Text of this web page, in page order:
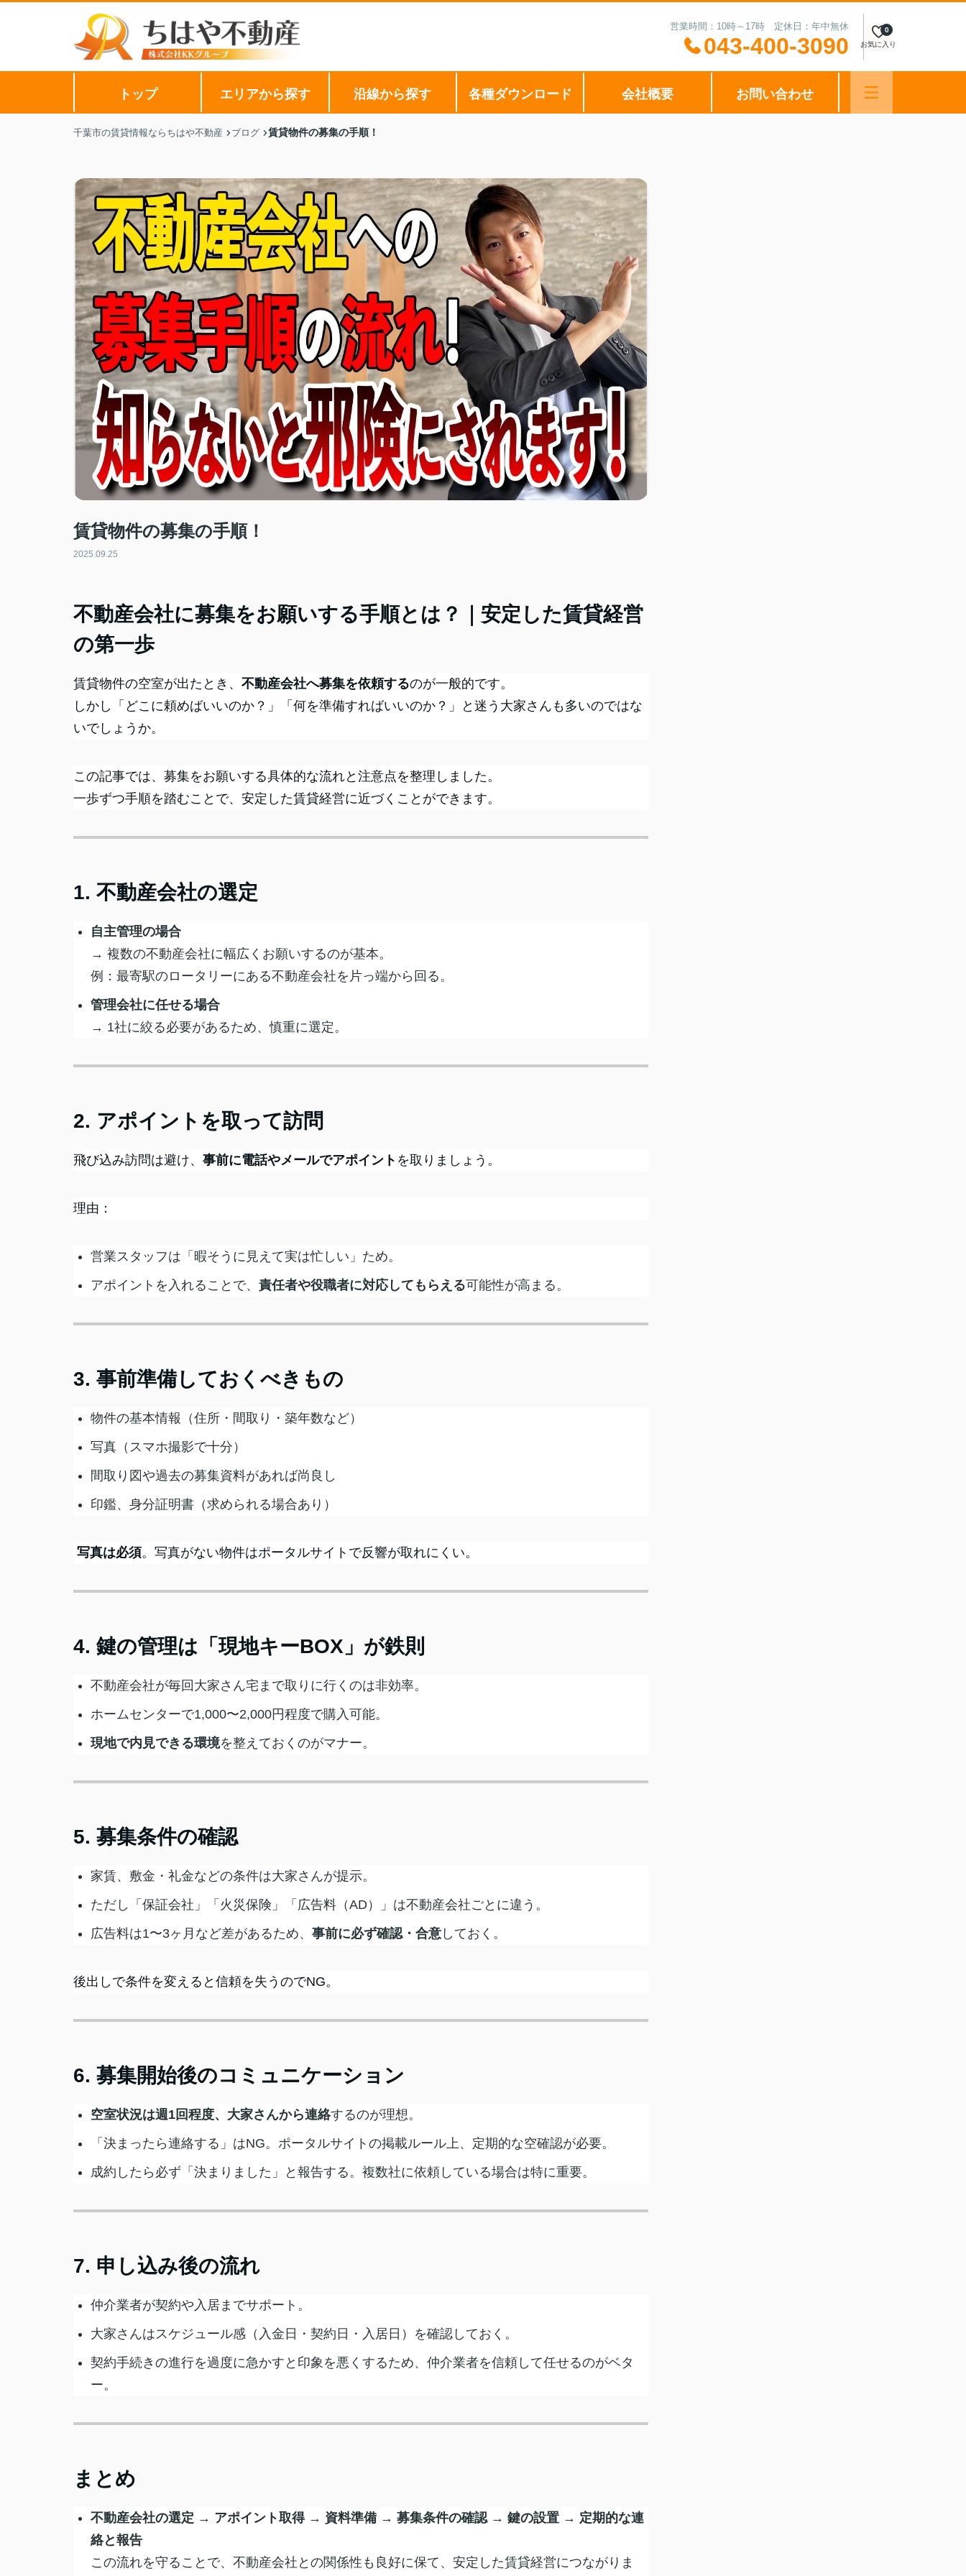
営業時間：10時～17時 定休日：年中無休
043-400-3090 お気に入り
0
トップ エリアから探す 沿線から探す 各種ダウンロード 会社概要 お問い合わせ
千葉市の賃貸情報ならちはや不動産 ブログ 賃貸物件の募集の手順！
賃貸物件の募集の手順！
2025.09.25
不動産会社に募集をお願いする手順とは？｜安定した賃貸経営
の第一歩
賃貸物件の空室が出たとき、 不動産会社へ募集を依頼するのが一般的です。
しかし「どこに頼めばいいのか？」「何を準備すればいいのか？」と迷う大家さんも多いのではな
いでしょうか。
この記事では、募集をお願いする具体的な流れと注意点を整理しました。
一歩ずつ手順を踏むことで、安定した賃貸経営に近づくことができます。
1. 不動産会社の選定
自主管理の場合
→ 複数の不動産会社に幅広くお願いするのが基本。
例：最寄駅のロータリーにある不動産会社を片っ端から回る。
管理会社に任せる場合
→ 1社に絞る必要があるため、慎重に選定。
2. アポイントを取って訪問
飛び込み訪問は避け、 事前に電話やメールでアポイント を取りましょう。
理由：
営業スタッフは「暇そうに見えて実は忙しい」ため。
アポイントを入れることで、 責任者や役職者に対応してもらえる可能性が高まる。
3. 事前準備しておくべきもの
物件の基本情報（住所・間取り・築年数など）
写真（スマホ撮影で十分）
間取り図や過去の募集資料があれば尚良し
印鑑、身分証明書（求められる場合あり）
写真は必須。写真がない物件はポータルサイトで反響が取れにくい。
4. 鍵の管理は「現地キーBOX」が鉄則
不動産会社が毎回大家さん宅まで取りに行くのは非効率。
ホームセンターで1,000〜2,000円程度で購入可能。
現地で内見できる環境を整えておくのがマナー。
5. 募集条件の確認
家賃、敷金・礼金などの条件は大家さんが提示。
ただし「保証会社」「火災保険」「広告料（AD）」は不動産会社ごとに違う。
広告料は1〜3ヶ月など差があるため、 事前に必ず確認・合意 しておく。
後出しで条件を変えると信頼を失うのでNG。
6. 募集開始後のコミュニケーション
空室状況は週1回程度、大家さんから連絡するのが理想。
「決まったら連絡する」はNG。ポータルサイトの掲載ルール上、定期的な空確認が必要。
成約したら必ず「決まりました」と報告する。複数社に依頼している場合は特に重要。
7. 申し込み後の流れ
仲介業者が契約や入居までサポート。
大家さんはスケジュール感（入金日・契約日・入居日）を確認しておく。
契約手続きの進行を過度に急かすと印象を悪くするため、仲介業者を信頼して任せるのがベタ
ー。
まとめ
不動産会社の選定 → アポイント取得→ 資料準備→ 募集条件の確認→ 鍵の設置 → 定期的な連
絡と報告
この流れを守ることで、不動産会社との関係性も良好に保て、安定した賃貸経営につながりま